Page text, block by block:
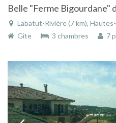
Belle "Ferme Bigourdane"
Labatut-Rivière (7 km),
Gîte
3 chambres 7